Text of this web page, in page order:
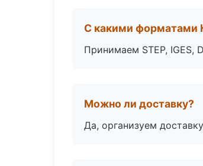
С какими форматами
Принимаем STEP, IGES,
Можно ли доставку?
Да, организуем